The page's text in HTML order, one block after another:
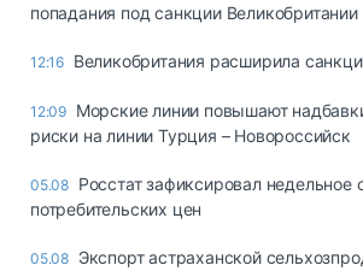
попадания под санкции Великобритании
12:16 Великобритания расширила
12:09 Морские линии повышают
риски на линии Турция – Новороссийск
05.08 Росстат зафиксировал недельное
потребительских цен
05.08 Экспорт астраханской